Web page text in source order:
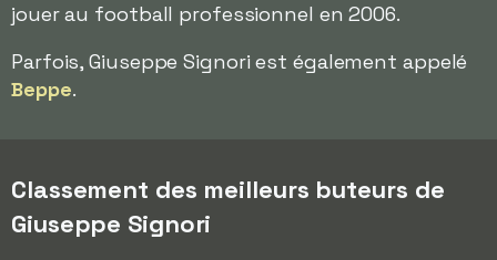
jouer au football professionnel en 2006.
Parfois, Giuseppe Signori est également appelé
Beppe.
Classement des meilleurs buteurs de
Giuseppe Signori